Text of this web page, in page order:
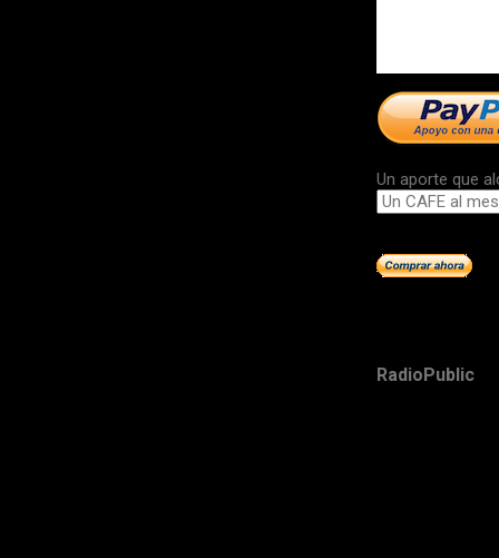
Un aporte que
RadioPublic